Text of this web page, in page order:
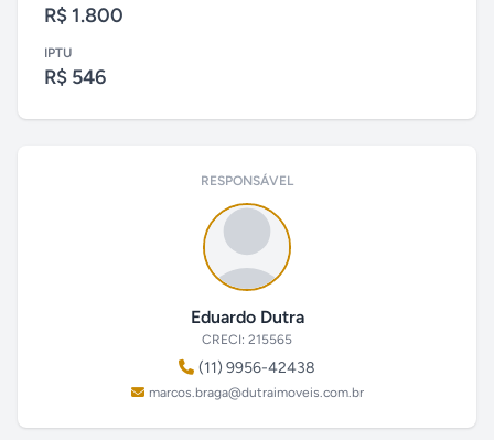
R$ 1.800
IPTU
R$ 546
RESPONSÁVEL
Eduardo Dutra
CRECI: 215565
(11) 9956-42438
marcos.braga@dutraimoveis.com.br